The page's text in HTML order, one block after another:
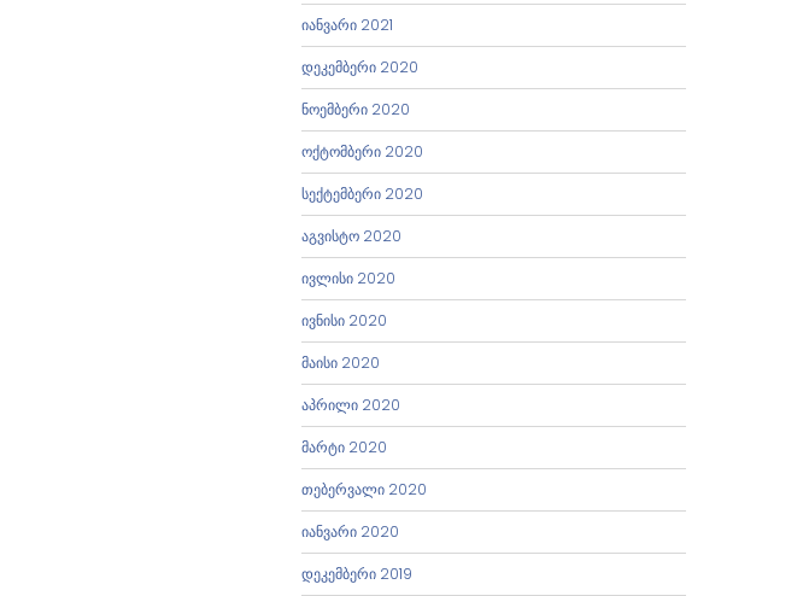
იანვარი 2021
დეკემბერი 2020
ნოემბერი 2020
ოქტომბერი 2020
სექტემბერი 2020
აგვისტო 2020
ივლისი 2020
ივნისი 2020
მაისი 2020
აპრილი 2020
მარტი 2020
თებერვალი 2020
იანვარი 2020
დეკემბერი 2019